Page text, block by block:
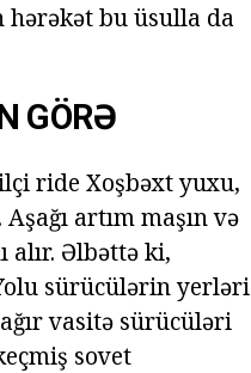
bu üsulla da
GÖRƏ
ride Xoşbəxt yuxu,
artım maşın və
alır. Əlbəttə ki,
sürücülərin yerləri
vasitə sürücüləri
sovet